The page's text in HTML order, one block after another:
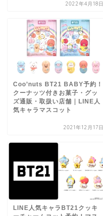
2022年4月18日
Coo’nuts BT21 BABY予約！
クーナッツ付きお菓子・グッ
ズ通販・取扱い店舗｜LINE人
気キャラマスコット
2021年12月17日
LINE人気キャラBT21クッキ